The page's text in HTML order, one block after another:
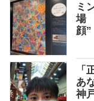
ミ
場
顔”
「
あ
神